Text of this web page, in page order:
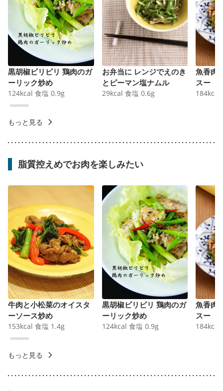
黒胡椒ビリビリ 鶏肉のガ
ーリック炒め
124kcal 食塩 0.9g
お弁当に レンジでえのき
とピーマン塩ナムル
29kcal 食塩 0.6g
魚香肉
スー
184kcal
もっと見る
脂質控えめでお肉を楽しみたい
牛肉と小松菜のオイスタ
ーソース炒め
153kcal 食塩 1.4g
黒胡椒ビリビリ 鶏肉のガ
ーリック炒め
124kcal 食塩 0.9g
魚香肉
スー
184kcal
もっと見る